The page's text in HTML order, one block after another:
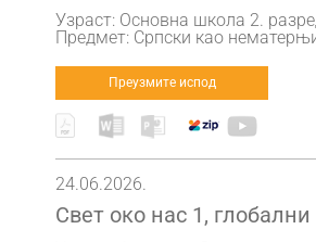
Узраст: Основна школа 2.
Предмет: Српски као
Преузмите испод
24.06.2026.
Свет око нас 1,